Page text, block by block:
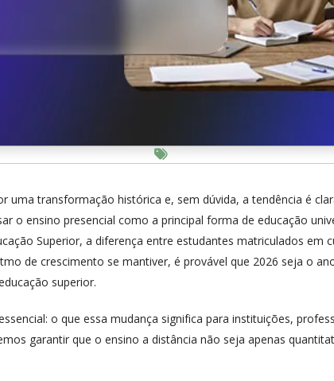
uma transformação histórica e, sem dúvida, a tendência é
o ensino presencial como a principal forma de educação
Superior, a diferença entre estudantes matriculados em
de crescimento se mantiver, é provável que 2026 seja o
superior.
o que essa mudança significa para instituições,
garantir que o ensino a distância não seja apenas